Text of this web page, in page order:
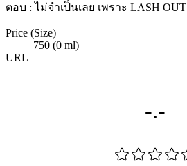
ตอบ : ไม่จำเป็นเลย เพราะ LASH
Price (Size)
750 (0 ml)
URL
-.-